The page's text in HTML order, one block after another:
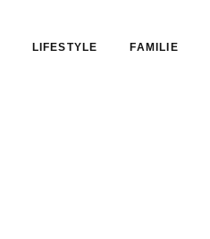
LIFESTYLE FAMILIE